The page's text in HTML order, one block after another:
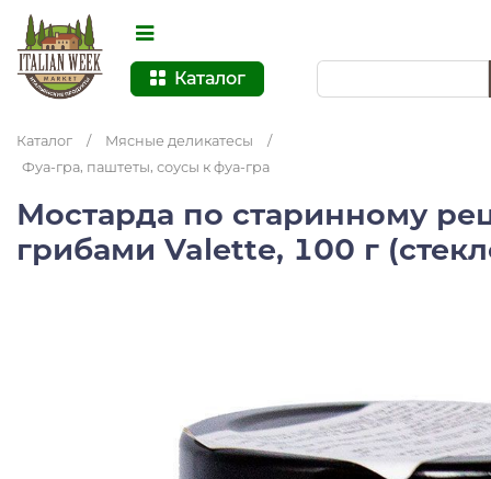
Каталог
Каталог / Мясные деликатесы
/
Фуа-гра, паштеты, соусы к фуа-гра
Мостарда по старинному
грибами Valette, 100 г